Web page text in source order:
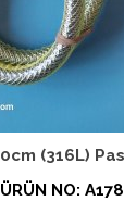
ÜRÜN NO: A178